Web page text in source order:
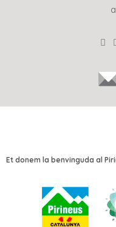
Et donem la benvinguda al